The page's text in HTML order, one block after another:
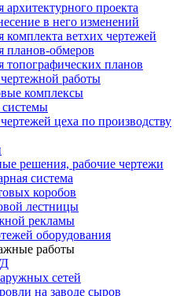
архитектурного проекта
в него изменений
комплекта ветхих чертежей
планов-обмеров
топографических планов
работы
комплексы
цеха по производству
решения, рабочие чертежи
система
коробов
лестницы
рекламы
оборудования
работы
сетей
на заводе сыров